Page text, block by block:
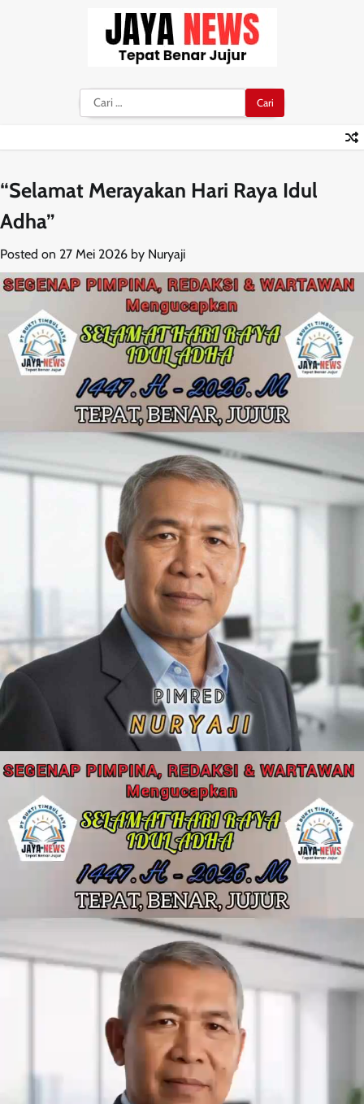
Cari
untuk:
“Selamat Merayakan Hari Raya Idul
Adha”
Posted on 27 Mei 2026 by Nuryaji